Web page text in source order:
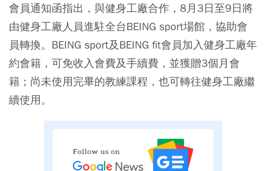
會員通知函指出，與健身工廠合作，8月3日至9日將
由健身工廠人員進駐全台BEING sport場館，協助會
員轉換。BEING sport及BEING fit會員加入健身工廠年
約會籍，可免收入會費及手續費，並獲贈3個月會
籍；尚未使用完畢的教練課程，也可轉往健身工廠繼
續使用。